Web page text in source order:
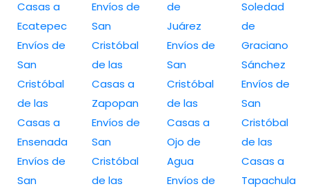
Casas a
Ecatepec
Envíos de
San
Cristóbal
de las
Casas a
Ensenada
Envíos de
San
Envíos de
San
Cristóbal
de las
Casas a
Zapopan
Envíos de
San
Cristóbal
de las
de
Juárez
Envíos de
San
Cristóbal
de las
Casas a
Ojo de
Agua
Envíos de
Soledad
de
Graciano
Sánchez
Envíos de
San
Cristóbal
de las
Casas a
Tapachula